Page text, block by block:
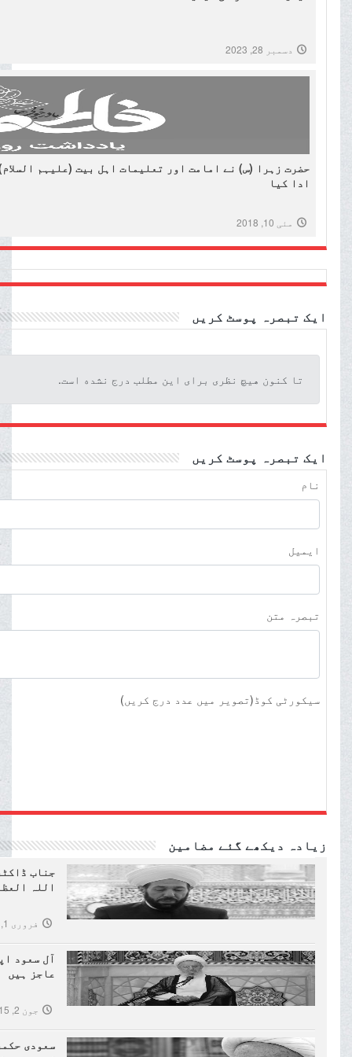
دسمبر 28, 2023
حضرت زہرا (س) نے امامت اور تعلیمات اہل بیت (علیہم
ادا کیا
مئی 10, 2018
ایک تبصرہ پوسٹ کریں
تا کنون هیچ نظری برای این مطلب درج نشده است.
ایک تبصرہ پوسٹ کریں
نام
ایمیل
تبصرہ متن
سیکورٹی کوڈ(تصویر میں عدد درج کریں)
زیادہ دیکھے گئے مضامین
جناب
اللہ
فروری 1, 2016
آل سعود
عاجز ہیں
جون 2, 2015
سعودی